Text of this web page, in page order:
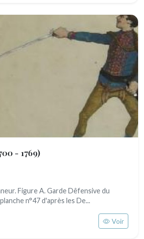
- 1769)
Figure A. Garde Dêfensive du
n°47 d'après les De...
Voir